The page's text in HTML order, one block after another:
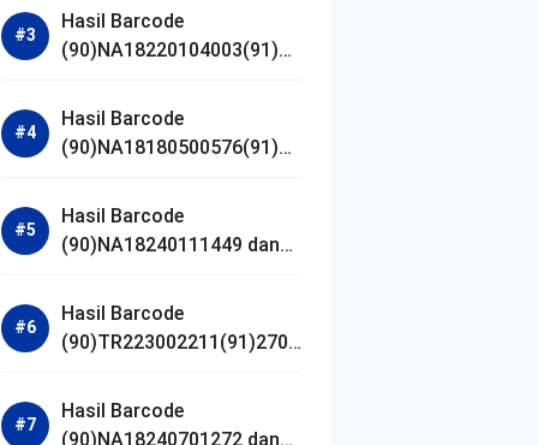
Hasil Barcode
(90)NA18220104003(91)25
Hasil Barcode
(90)NA18180500576(91)21
Hasil Barcode
(90)NA18240111449 dan
Hasil Barcode
(90)TR223002211(91)2701
Hasil Barcode
(90)NA18240701272 dan